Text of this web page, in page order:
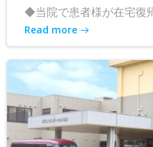
◆当院で患者様が在宅復
Read more